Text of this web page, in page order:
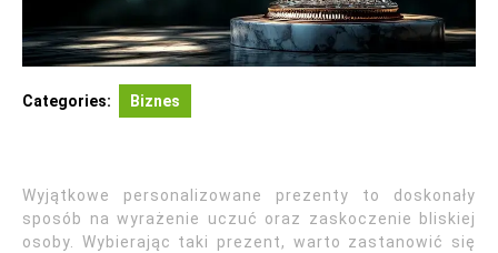
Categories: Biznes
Wyjątkowe personalizowane prezenty to doskonały
sposób na wyrażenie uczuć oraz zaskoczenie bliskiej
osoby. Wybierając taki prezent, warto zastanowić się